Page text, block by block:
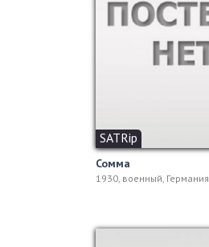
SATRip
Сомма
1930, военный, Германия